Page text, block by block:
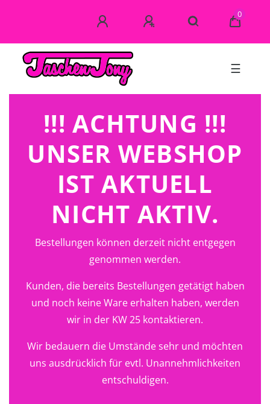
0
☰
!!! ACHTUNG !!!
UNSER WEBSHOP
IST AKTUELL
NICHT AKTIV.
Bestellungen können derzeit nicht entgegen
genommen werden.
Kunden, die bereits Bestellungen getätigt haben
und noch keine Ware erhalten haben, werden
wir in der KW 25 kontaktieren.
Wir bedauern die Umstände sehr und möchten
uns ausdrücklich für evtl. Unannehmlichkeiten
entschuldigen.